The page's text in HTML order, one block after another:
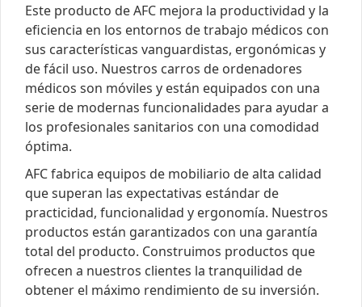
Este producto de AFC mejora la productividad y la
eficiencia en los entornos de trabajo médicos con
sus características vanguardistas, ergonómicas y
de fácil uso. Nuestros carros de ordenadores
médicos son móviles y están equipados con una
serie de modernas funcionalidades para ayudar a
los profesionales sanitarios con una comodidad
óptima.
AFC fabrica equipos de mobiliario de alta calidad
que superan las expectativas estándar de
practicidad, funcionalidad y ergonomía. Nuestros
productos están garantizados con una garantía
total del producto. Construimos productos que
ofrecen a nuestros clientes la tranquilidad de
obtener el máximo rendimiento de su inversión.